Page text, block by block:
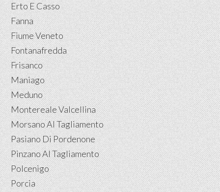
Erto E Casso
Fanna
Fiume Veneto
Fontanafredda
Frisanco
Maniago
Meduno
Montereale Valcellina
Morsano Al Tagliamento
Pasiano Di Pordenone
Pinzano Al Tagliamento
Polcenigo
Porcia